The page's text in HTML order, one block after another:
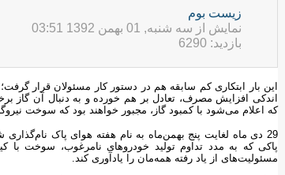
زيست بوم
نمایش از سه شنبه, 01 بهمن 1392 03:51
بازدید: 6290
این بار ابتکاری کم سابقه هم در دستور کار مسئولان قرار
اندکی افزایش مصرف، تعادل بر هم خورده و به دنبال آن گاز
که اعلام می‌شود با کمبود گاز، مجبور خواهند بود که سوخت
29 دی ماه لغایت پنج بهمن‌ماه به نام هفته هوای پاک
پاکی که به مدد تداوم تولید خودروهای نامرغوب، سوخت با
مسئولیت‌های از یاد رفته همه‌مان را یادآوری کند.